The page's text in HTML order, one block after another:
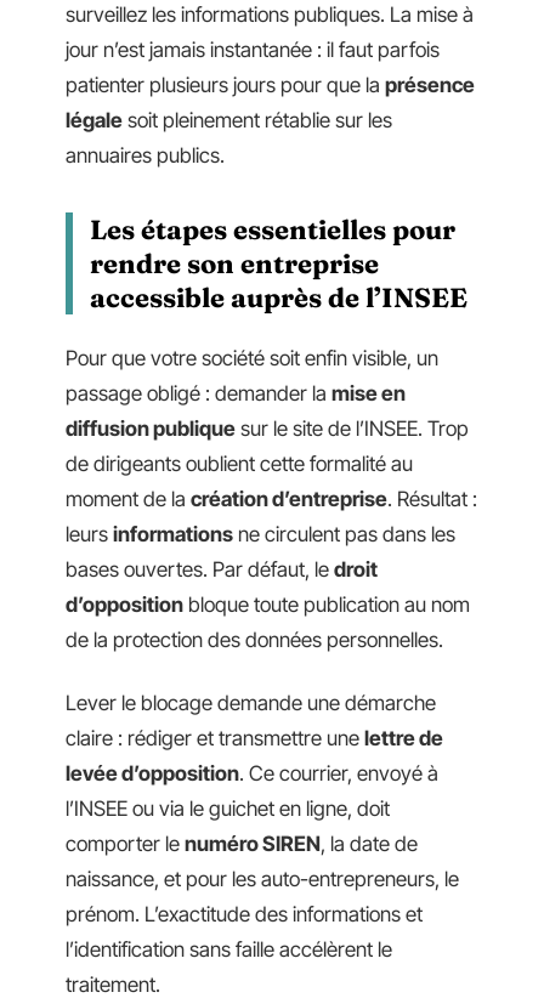
surveillez les informations publiques. La mise à
jour n’est jamais instantanée : il faut parfois
patienter plusieurs jours pour que la présence
légale soit pleinement rétablie sur les
annuaires publics.
Les étapes essentielles pour
rendre son entreprise
accessible auprès de l’INSEE
Pour que votre société soit enfin visible, un
passage obligé : demander la mise en
diffusion publique sur le site de l’INSEE. Trop
de dirigeants oublient cette formalité au
moment de la création d’entreprise. Résultat :
leurs informations ne circulent pas dans les
bases ouvertes. Par défaut, le droit
d’opposition bloque toute publication au nom
de la protection des données personnelles.
Lever le blocage demande une démarche
claire : rédiger et transmettre une lettre de
levée d’opposition. Ce courrier, envoyé à
l’INSEE ou via le guichet en ligne, doit
comporter le numéro SIREN, la date de
naissance, et pour les auto-entrepreneurs, le
prénom. L’exactitude des informations et
l’identification sans faille accélèrent le
traitement.